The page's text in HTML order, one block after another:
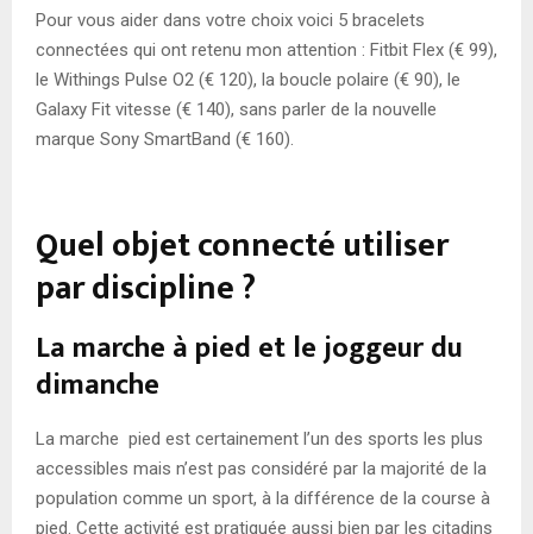
Pour vous aider dans votre choix voici 5 bracelets
connectées qui ont retenu mon attention : Fitbit Flex (€ 99),
le Withings Pulse O2 (€ 120), la boucle polaire (€ 90), le
Galaxy Fit vitesse (€ 140), sans parler de la nouvelle
marque Sony SmartBand (€ 160).
Quel objet connecté utiliser
par discipline ?
La marche à pied et le joggeur du
dimanche
La marche pied est certainement l’un des sports les plus
accessibles mais n’est pas considéré par la majorité de la
population comme un sport, à la différence de la course à
pied. Cette activité est pratiquée aussi bien par les citadins